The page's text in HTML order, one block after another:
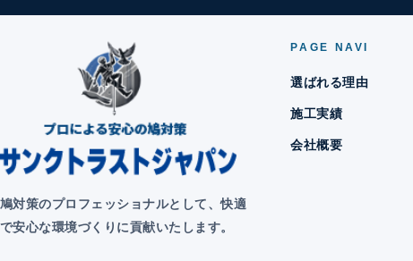
鳩対策のプロフェッショナルとして、快適
で安心な環境づくりに貢献いたします。
PAGE NAVI
選ばれる理由
施工実績
会社概要